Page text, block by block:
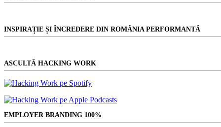
INSPIRAȚIE ȘI ÎNCREDERE DIN ROMÂNIA PERFORMANTĂ
ASCULTĂ HACKING WORK
EMPLOYER BRANDING 100%